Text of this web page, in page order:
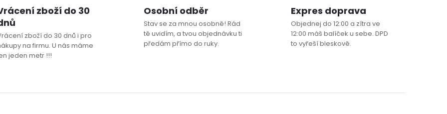
zboží do 30
zboží do 30 dnů i pro
na firmu. U nás máme
jeden metr !!!
Osobní odběr
Stav se za mnou osobně! Rád
tě uvidím, a tvou objednávku ti
předám přímo do ruky.
Expres doprava
Objednej do 12:00 a zítra ve
12:00 máš balíček u sebe. DPD
to vyřeší bleskově.